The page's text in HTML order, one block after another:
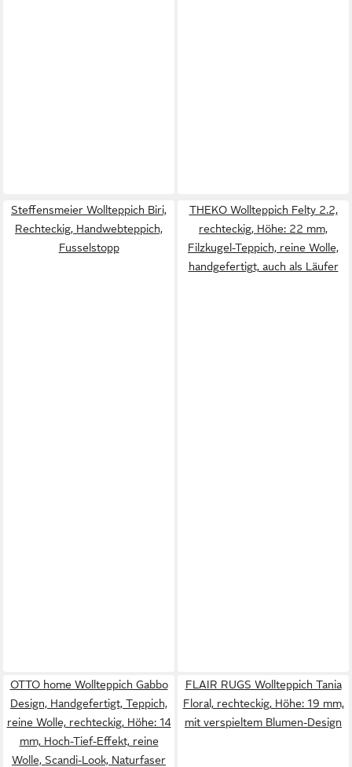
Steffensmeier Wollteppich Biri,
Rechteckig, Handwebteppich,
Fusselstopp
THEKO Wollteppich Felty 2.2,
rechteckig, Höhe: 22 mm,
Filzkugel-Teppich, reine Wolle,
handgefertigt, auch als Läufer
OTTO home Wollteppich Gabbo
Design, Handgefertigt, Teppich,
reine Wolle, rechteckig, Höhe: 14
mm, Hoch-Tief-Effekt, reine
Wolle, Scandi-Look, Naturfaser
FLAIR RUGS Wollteppich Tania
Floral, rechteckig, Höhe: 19 mm,
mit verspieltem Blumen-Design